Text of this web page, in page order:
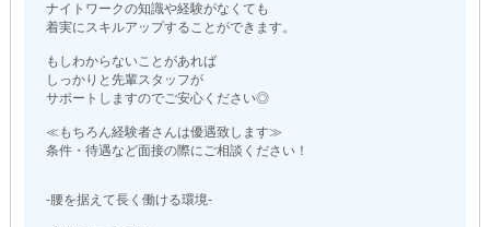
ナイトワークの知識や経験がなくても
着実にスキルアップすることができます。
もしわからないことがあれば
しっかりと先輩スタッフが
サポートしますのでご安心ください◎
≪もちろん経験者さんは優遇致します≫
条件・待遇など面接の際にご相談ください！
-腰を据えて長く働ける環境-